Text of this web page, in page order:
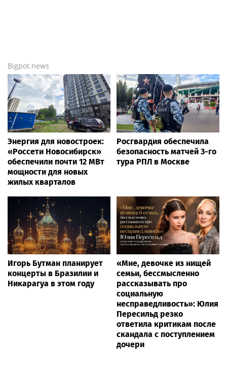
Bigpot.news
Энергия для новостроек:
«Россети Новосибирск»
обеспечили почти 12 МВт
мощности для новых
жилых кварталов
Росгвардия обеспечила
безопасность матчей 3-го
тура РПЛ в Москве
Игорь Бутман планирует
концерты в Бразилии и
Никарагуа в этом году
«Мне, девочке из нищей
семьи, бессмысленно
рассказывать про
социальную
несправедливость»: Юлия
Пересильд резко
ответила критикам после
скандала с поступлением
дочери